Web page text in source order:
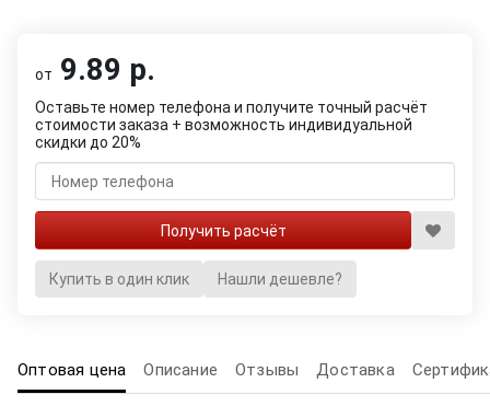
от 9.89 р.
Оставьте номер телефона и получите точный расчёт
стоимости заказа + возможность индивидуальной
скидки до 20%
Купить в один клик Нашли дешевле?
Оптовая цена Описание Отзывы Доставка